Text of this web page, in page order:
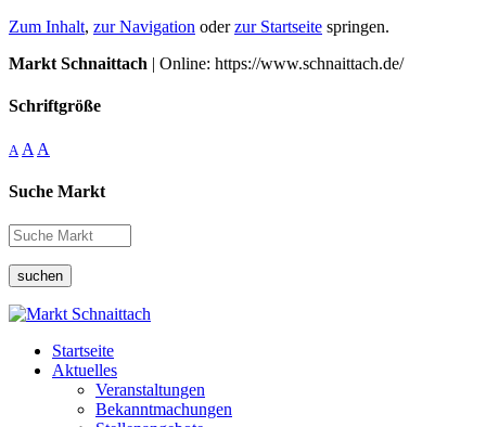
Zum Inhalt, zur Navigation oderzur Startseite springen.
Markt Schnaittach | Online: https://www.schnaittach.de/
Schriftgröße
A A A
Suche Markt
suchen
Startseite
Aktuelles
Veranstaltungen
Bekanntmachungen